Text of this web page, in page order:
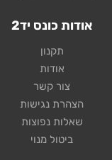
אודות כונס יד2
תקנון
אודות
צור קשר
הצהרת נגישות
שאלות נפוצות
ביטול מנוי